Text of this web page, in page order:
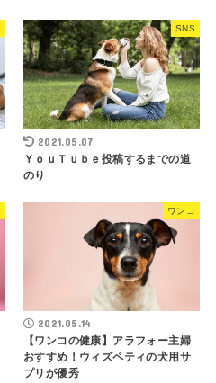
SNS
2021.05.07
ＹｏｕＴｕｂｅ投稿するまでの道
のり
ワンコ
2021.05.14
【ワンコの健康】アラフォー主婦
おすすめ！ウィズペティの犬用サ
プリが優秀